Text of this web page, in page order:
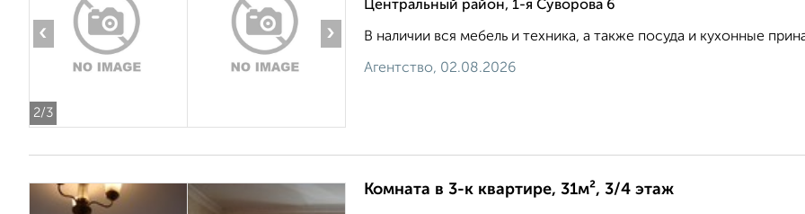
2/3
‹ ›
Центральный район, 1-я Суворова 6
В наличии вся мебель и техника, а также посуда и кухонные
Агентство, 02.08.2026
Комната в 3-к квартире, 31м², 3/4 этаж